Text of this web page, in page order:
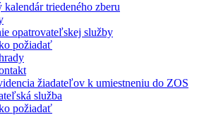
kalendár triedeného zberu
opatrovateľskej služby
požiadať
žiadateľov k umiestneniu do ZOS
služba
požiadať